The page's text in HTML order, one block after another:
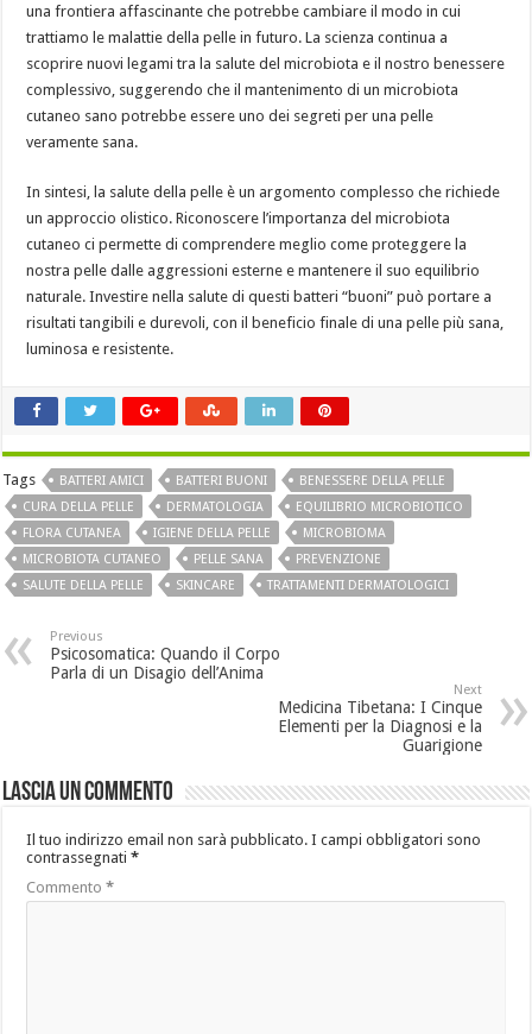
una frontiera affascinante che potrebbe cambiare il modo in cui
trattiamo le malattie della pelle in futuro. La scienza continua a
scoprire nuovi legami tra la salute del microbiota e il nostro benessere
complessivo, suggerendo che il mantenimento di un microbiota
cutaneo sano potrebbe essere uno dei segreti per una pelle
veramente sana.
In sintesi, la salute della pelle è un argomento complesso che richiede
un approccio olistico. Riconoscere l’importanza del microbiota
cutaneo ci permette di comprendere meglio come proteggere la
nostra pelle dalle aggressioni esterne e mantenere il suo equilibrio
naturale. Investire nella salute di questi batteri “buoni” può portare a
risultati tangibili e durevoli, con il beneficio finale di una pelle più sana,
luminosa e resistente.
Tags BATTERI AMICI BATTERI BUONI
BENESSERE DELLA PELLE
CURA DELLA PELLE
DERMATOLOGIA
EQUILIBRIO MICROBIOTICO
FLORA CUTANEA
IGIENE DELLA PELLE
MICROBIOMA
MICROBIOTA CUTANEO
PELLE SANA
PREVENZIONE
SALUTE DELLA PELLE
SKINCARE TRATTAMENTI DERMATOLOGICI
Previous
Psicosomatica: Quando il Corpo
Parla di un Disagio dell’Anima
Next
Medicina Tibetana: I Cinque
Elementi per la Diagnosi e la
Guarigione
Lascia un commento
Il tuo indirizzo email non sarà pubblicato. I campi obbligatori sono
contrassegnati*
Commento*